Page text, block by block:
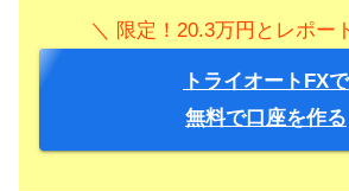
＼ 限定！20.3万円とレポー
トライオートFXで
無料で口座を作る